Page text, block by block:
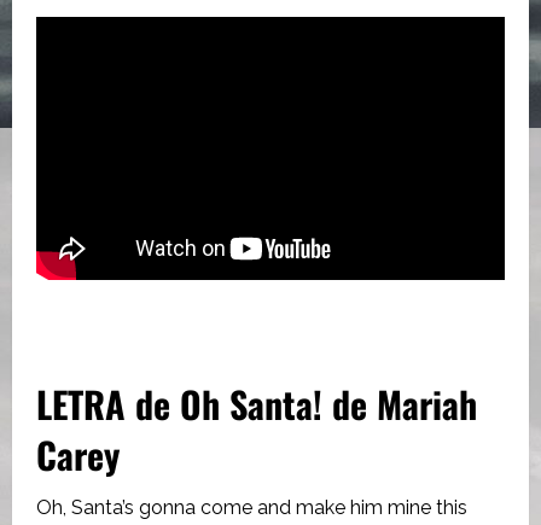
LETRA de Oh Santa! de Mariah
Carey
Oh, Santa’s gonna come and make him mine this